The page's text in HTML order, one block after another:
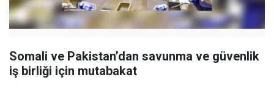
Somali ve Pakistan’dan savunma ve güvenlik
iş birliği için mutabakat